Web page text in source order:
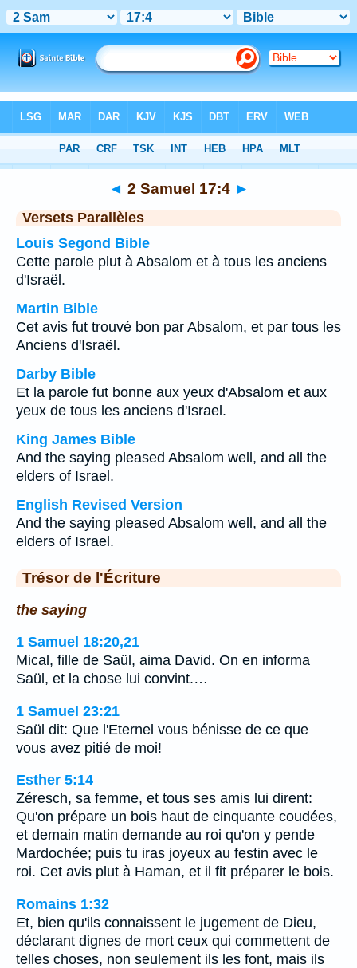
Chapitre 17 > Verset 4
◄ 2 Samuel 17:4 ►
Versets Parallèles
Louis Segond Bible
Cette parole plut à Absalom et à tous les anciens
d'Israël.
Martin Bible
Cet avis fut trouvé bon par Absalom, et par tous les
Anciens d'Israël.
Darby Bible
Et la parole fut bonne aux yeux d'Absalom et aux
yeux de tous les anciens d'Israel.
King James Bible
And the saying pleased Absalom well, and all the
elders of Israel.
English Revised Version
And the saying pleased Absalom well, and all the
elders of Israel.
Trésor de l'Écriture
the saying
1 Samuel 18:20,21
Mical, fille de Saül, aima David. On en informa
Saül, et la chose lui convint.…
1 Samuel 23:21
Saül dit: Que l'Eternel vous bénisse de ce que
vous avez pitié de moi!
Esther 5:14
Zéresch, sa femme, et tous ses amis lui dirent:
Qu'on prépare un bois haut de cinquante coudées,
et demain matin demande au roi qu'on y pende
Mardochée; puis tu iras joyeux au festin avec le
roi. Cet avis plut à Haman, et il fit préparer le bois.
Romains 1:32
Et, bien qu'ils connaissent le jugement de Dieu,
déclarant dignes de mort ceux qui commettent de
telles choses, non seulement ils les font, mais ils